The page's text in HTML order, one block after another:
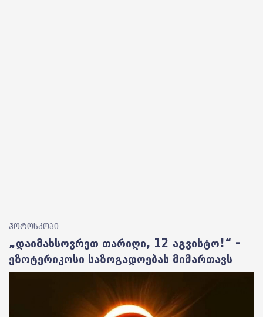
ჰოროსკოპი
„დაიმახსოვრეთ თარიღი, 12 აგვისტო!“ –
ეზოტერიკოსი საზოგადოებას მიმართავს